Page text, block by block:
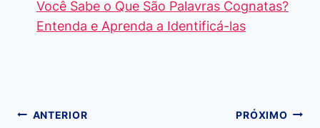
Você Sabe o Que São Palavras Cognatas?
Entenda e Aprenda a Identificá-las
Navegação
ANTERIOR PRÓXIMO